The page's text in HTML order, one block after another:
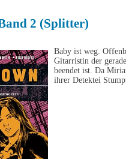
2 (Splitter)
Baby ist weg.
Gitarristin der
beendet ist. Da
ihrer Detektei